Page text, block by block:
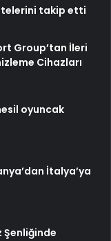
takip etti
Group’tan İleri
Cihazları
oyuncak
İtalya’ya
Şenliğinde